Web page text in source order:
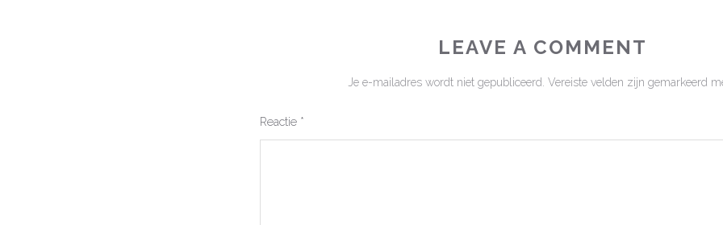
LEAVE A COMMENT
Je e-mailadres wordt niet gepubliceerd. Vereiste velden zijn gemarkeerd
Reactie *